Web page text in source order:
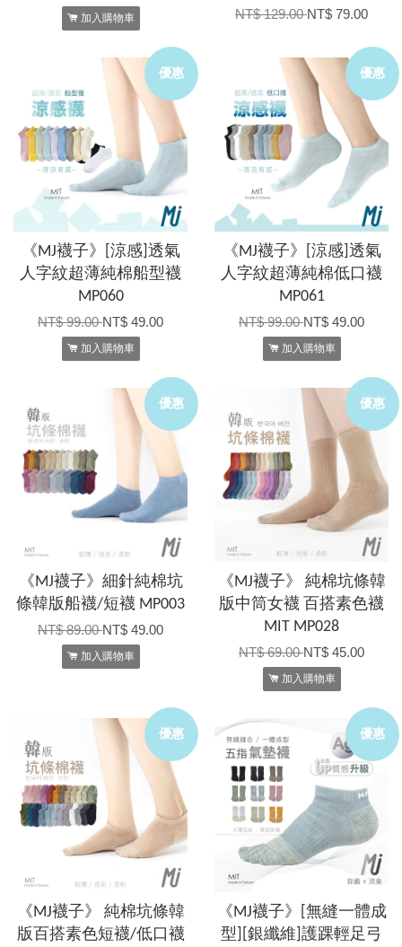
加入購物車 NT$ 129.00NT$ 79.00
優惠
《MJ襪子》[涼感]透氣
人字紋超薄純棉船型襪
MP060
NT$ 99.00NT$ 49.00
加入購物車
優惠
《MJ襪子》[涼感]透氣
人字紋超薄純棉低口襪
MP061
NT$ 99.00NT$ 49.00
加入購物車
優惠
《MJ襪子》細針純棉坑
條韓版船襪/短襪 MP003
NT$ 89.00NT$ 49.00
加入購物車
優惠
《MJ襪子》 純棉坑條韓
版中筒女襪 百搭素色襪
MIT MP028
NT$ 69.00NT$ 45.00
加入購物車
優惠
《MJ襪子》 純棉坑條韓
版百搭素色短襪/低口襪
優惠
《MJ襪子》[無縫一體成
型][銀纖維]護踝輕足弓